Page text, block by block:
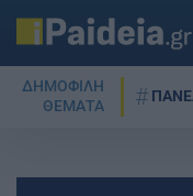
ΔΗΜΟΦΙΛΗ
ΘΕΜΑΤΑ